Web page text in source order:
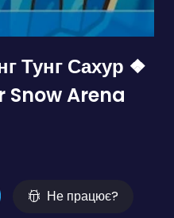
Тунг Сахур ❖
Snow Arena
Не працює?